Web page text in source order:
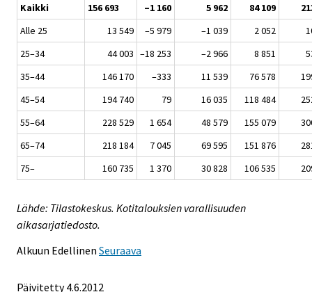
Kaikki 156 693 –1 160 5 962 84 109
Alle 25
13 549 –5 979 –1 039 2 052
25–34
44 003 –18 253 –2 966 8 851
35–44
146 170 –333 11 539 76 578
45–54
194 740 79 16 035 118 484
55–64
228 529 1 654 48 579 155 079
65–74
218 184 7 045 69 595 151 876
75–
160 735 1 370 30 828 106 535
Lähde: Tilastokeskus. Kotitalouksien varallisuuden
aikasarjatiedosto.
Alkuun Edellinen Seuraava
Päivitetty 4.6.2012